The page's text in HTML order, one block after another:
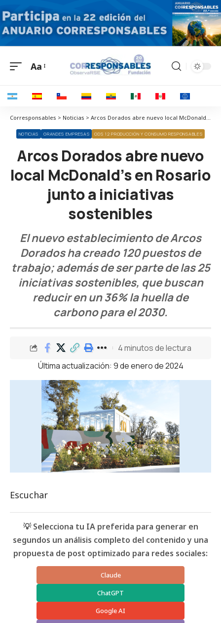
Aa
Corresponsables > Noticias > Arcos Dorados abre nuevo local McDonald’s en Rosario junto a iniciativas sostenibles
NOTICIAS GRANDES EMPRESAS ODS 12 PRODUCCIÓN Y CONSUMO RESPONSABLES
Arcos Dorados abre nuevo
local McDonald’s en Rosario
junto a iniciativas
sostenibles
El nuevo establecimiento de Arcos
Dorados ha creado 120 puestos de
trabajo; además de ser parte de las 25
iniciativas sostenibles, que buscan
reducir en un 36% la huella de
carbono para el 2030.
Última actualización: 9 de enero de 2024
4 minutos de lectura
Escuchar
💡 Selecciona tu IA preferida para generar en
segundos un análisis completo del contenido y una
propuesta de post optimizado para redes sociales:
Claude
ChatGPT
Google AI